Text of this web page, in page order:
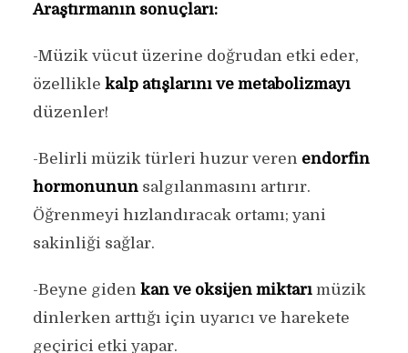
Araştırmanın sonuçları:
-Müzik vücut üzerine doğrudan etki eder,
özellikle kalp atışlarını ve metabolizmayı
düzenler!
-Belirli müzik türleri huzur veren endorfin
hormonununsalgılanmasını artırır.
Öğrenmeyi hızlandıracak ortamı; yani
sakinliği sağlar.
-Beyne giden kan ve oksijen miktarımüzik
dinlerken arttığı için uyarıcı ve harekete
geçirici etki yapar.